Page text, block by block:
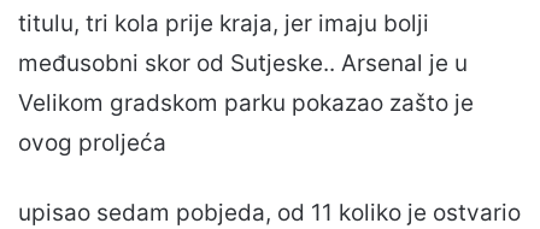
titulu, tri kola prije kraja, jer imaju bolji
međusobni skor od Sutjeske.. Arsenal je u
Velikom gradskom parku pokazao zašto je
ovog proljeća
upisao sedam pobjeda, od 11 koliko je ostvario